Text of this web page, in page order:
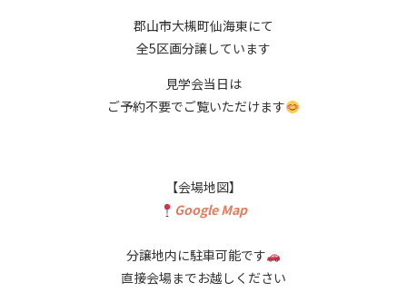
郡山市大槻町仙海東にて
全5区画分譲しています
見学会当日は
ご予約不要でご覧いただけます
【会場地図】
Google Map
分譲地内に駐車可能です
直接会場までお越しください